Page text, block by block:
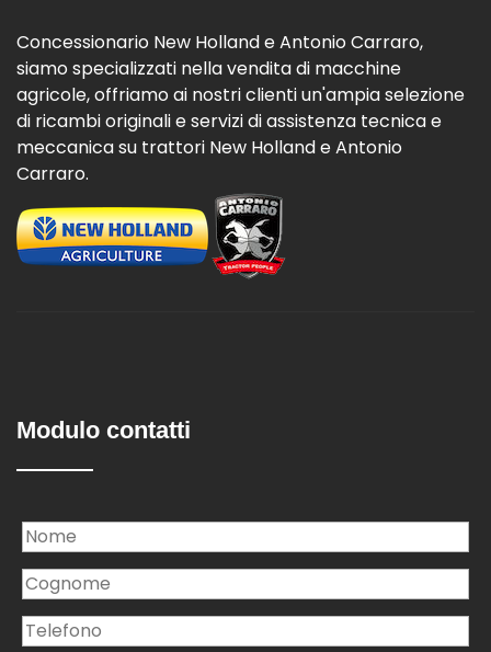
Concessionario New Holland e Antonio Carraro,
siamo specializzati nella vendita di macchine
agricole, offriamo ai nostri clienti un'ampia selezione
di ricambi originali e servizi di assistenza tecnica e
meccanica su trattori New Holland e Antonio
Carraro.
Modulo contatti